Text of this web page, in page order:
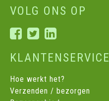
VOLG ONS OP
KLANTENSERVICE
Hoe werkt het?
Verzenden / bezorgen